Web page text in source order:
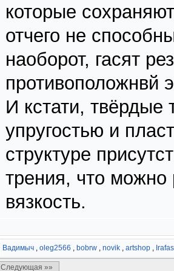
которые
отчего не
наоборот, гасят
противоположнвй
И кстати, твёрдые
упругостью и
структуре
трения, что можно
вязкость.
Вадимыч , oleg2566 , bobrw , novik , artshop , Irafas
Следующая »»